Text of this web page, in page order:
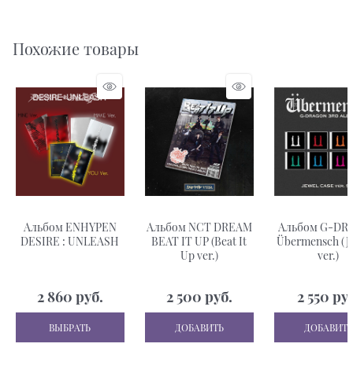
Похожие товары
Альбом ENHYPEN
DESIRE : UNLEASH
2 860 руб.
ВЫБРАТЬ
Альбом NCT DREAM
BEAT IT UP (Beat It
Up ver.)
2 500 руб.
ДОБАВИТЬ
Альбом G-
Übermensch
ver.)
2 550
ДОБАВИТЬ